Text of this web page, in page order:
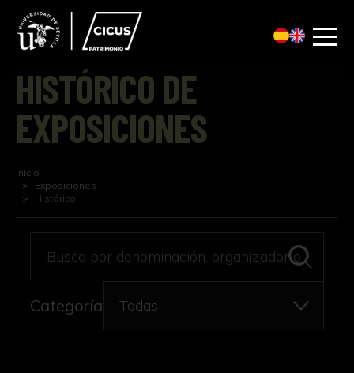
HISTÓRICO DE
EXPOSICIONES
Inicio
Exposiciones
Histórico
Categoría